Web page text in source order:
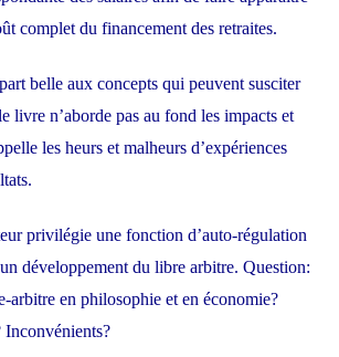
complet du financement des retraites.
belle aux concepts qui peuvent susciter
livre n’aborde pas au fond les impacts et
les heurs et malheurs d’expériences
privilégie une fonction d’auto-régulation
développement du libre arbitre. Question:
arbitre en philosophie et en économie?
Inconvénients?